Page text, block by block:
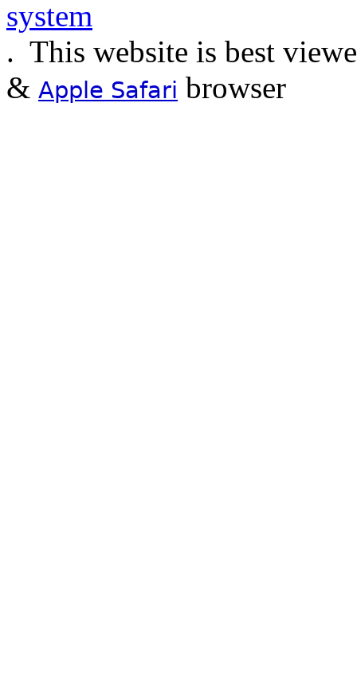
. This website is best
& Apple Safari browser